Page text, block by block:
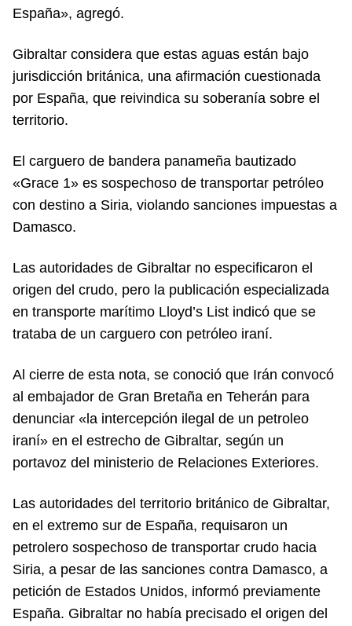
España», agregó.
Gibraltar considera que estas aguas están bajo
jurisdicción británica, una afirmación cuestionada
por España, que reivindica su soberanía sobre el
territorio.
El carguero de bandera panameña bautizado
«Grace 1» es sospechoso de transportar petróleo
con destino a Siria, violando sanciones impuestas a
Damasco.
Las autoridades de Gibraltar no especificaron el
origen del crudo, pero la publicación especializada
en transporte marítimo Lloyd’s List indicó que se
trataba de un carguero con petróleo iraní.
Al cierre de esta nota, se conoció que Irán convocó
al embajador de Gran Bretaña en Teherán para
denunciar «la intercepción ilegal de un petroleo
iraní» en el estrecho de Gibraltar, según un
portavoz del ministerio de Relaciones Exteriores.
Las autoridades del territorio británico de Gibraltar,
en el extremo sur de España, requisaron un
petrolero sospechoso de transportar crudo hacia
Siria, a pesar de las sanciones contra Damasco, a
petición de Estados Unidos, informó previamente
España. Gibraltar no había precisado el origen del